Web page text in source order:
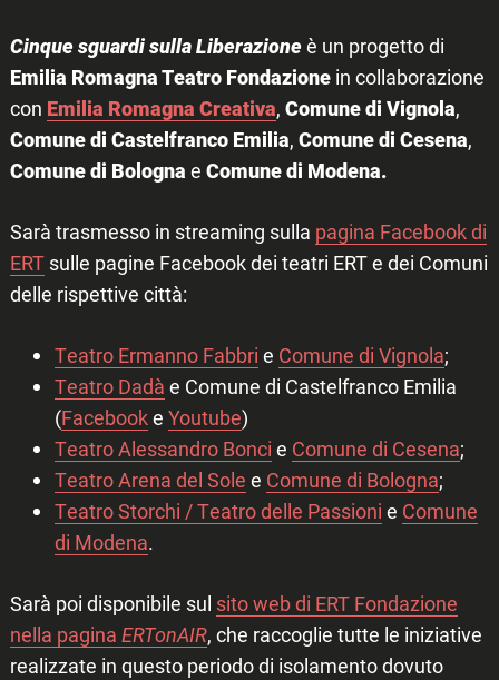
Cinque sguardi sulla Liberazioneè un progetto di
Emilia Romagna Teatro Fondazione in collaborazione
con Emilia Romagna Creativa, Comune di Vignola,
Comune di Castelfranco Emilia, Comune di Cesena,
Comune di Bologna e Comune di Modena.
Sarà trasmesso in streaming sulla pagina Facebook di
ERT sulle pagine Facebook dei teatri ERT e dei Comuni
delle rispettive città:
Teatro Ermanno Fabbri e Comune di Vignola;
Teatro Dadà e Comune di Castelfranco Emilia
(Facebooke Youtube)
Teatro Alessandro Bonci e Comune di Cesena;
Teatro Arena del Sole e Comune di Bologna;
Teatro Storchi / Teatro delle Passioni e Comune
di Modena.
Sarà poi disponibile sul sito web di ERT Fondazione
nella pagina ERTonAIR, che raccoglie tutte le iniziative
realizzate in questo periodo di isolamento dovuto